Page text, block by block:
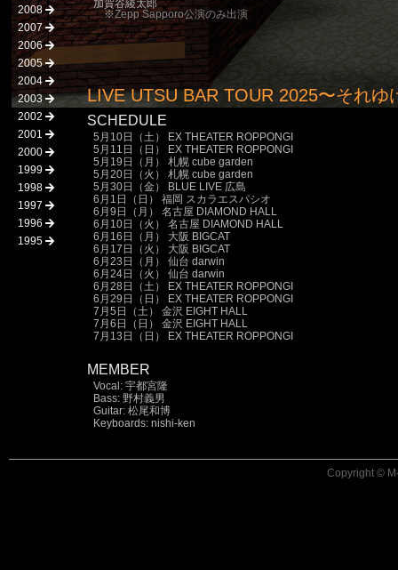
2008
2007
2006
2005
2004
2003
2002
2001
2000
1999
1998
1997
1996
1995
加賀谷綾太郎
※Zepp Sapporo公演のみ出演
LIVE UTSU BAR TOUR 2025〜それ
SCHEDULE
5月10日（土） EX THEATER ROPPONGI
5月11日（日） EX THEATER ROPPONGI
5月19日（月） 札幌 cube garden
5月20日（火） 札幌 cube garden
5月30日（金） BLUE LIVE 広島
6月1日（日） 福岡 スカラエスパシオ
6月9日（月） 名古屋 DIAMOND HALL
6月10日（火） 名古屋 DIAMOND HALL
6月16日（月） 大阪 BIGCAT
6月17日（火） 大阪 BIGCAT
6月23日（月） 仙台 darwin
6月24日（火） 仙台 darwin
6月28日（土） EX THEATER ROPPONGI
6月29日（日） EX THEATER ROPPONGI
7月5日（土） 金沢 EIGHT HALL
7月6日（日） 金沢 EIGHT HALL
7月13日（日） EX THEATER ROPPONGI
MEMBER
Vocal: 宇都宮隆
Bass: 野村義男
Guitar: 松尾和博
Keyboards: nishi-ken
Copyright ©